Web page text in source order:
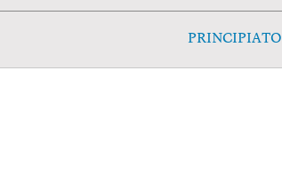
PRINCIPIATO